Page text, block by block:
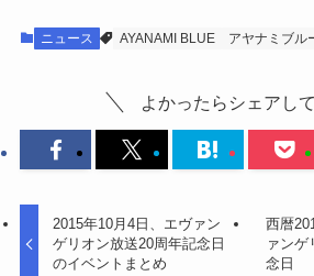
ニュース AYANAMI BLUE アヤナミブル
よかったらシェアして
2015年10月4日、エヴァン
ゲリオン放送20周年記念日
のイベントまとめ
西暦
ァンゲ
念日